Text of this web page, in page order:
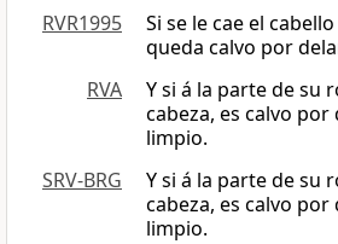
RVR1995
Si se le cae el
queda calvo por
RVA
Y si á la parte de su
cabeza, es calvo
limpio.
SRV-BRG
Y si á la parte de su
cabeza, es calvo por
limpio.